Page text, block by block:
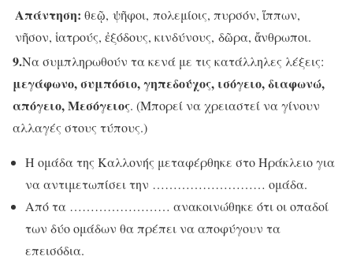
Απάντηση: θεῷ, ψῆφοι, πολεμίοις, πυρσόν, ἵππων,
νῆσον, ἱατρούς, ἐξόδους, κινδύνους, δῶρα, ἄνθρωποι.
9.Να συμπληρωθούν τα κενά με τις κατάλληλες λέξεις:
μεγάφωνο, συμπόσιο, γηπεδούχος, ισόγειο, διαφωνώ,
απόγειο, Μεσόγειος. (Μπορεί να χρειαστεί να γίνουν
αλλαγές στους τύπους.)
Η ομάδα της Καλλονής μεταφέρθηκε στο Ηράκλειο για
να αντιμετωπίσει την ……………………… ομάδα.
Από τα …………………… ανακοινώθηκε ότι οι οπαδοί
των δύο ομάδων θα πρέπει να αποφύγουν τα
επεισόδια.